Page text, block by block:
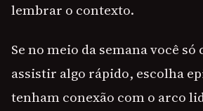
lembrar o contexto.
Se no meio da semana você só
assistir algo rápido, escolha
tenham conexão com o arco